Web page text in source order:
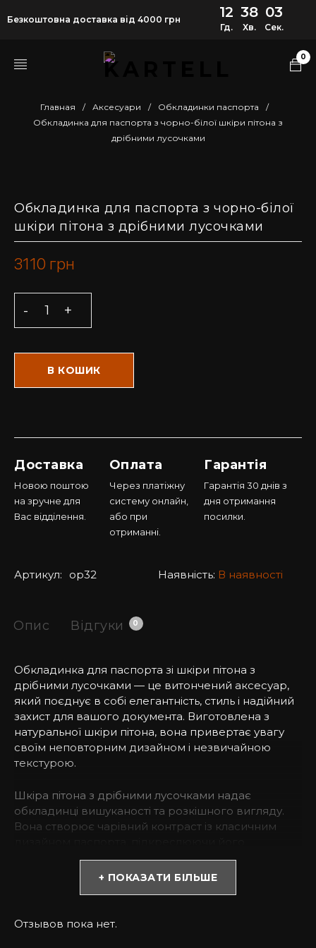
Безкоштовна доставка від 4000 грн 12
Гд.
38
Хв.
02
Сек.
0
Главная / Аксесуари / Обкладинки паспорта
/
Обкладинка для паспорта з чорно-білої шкіри пітона з
дрібними лусочками
Обкладинка для паспорта з чорно-білої
шкіри пітона з дрібними лусочками
3110 грн
В КОШИК
Доставка
Новою поштою
на зручне для
Вас відділення.
Оплата
Через платіжну
систему онлайн,
або при
отриманні.
Гарантія
Гарантія 30 днів з
дня отримання
посилки.
Артикул: op32 Наявність: В наявності
Опис Відгуки 0
Обкладинка для паспорта зі шкіри пітона з
дрібними лусочками — це витончений аксесуар,
який поєднує в собі елегантність, стиль і надійний
захист для вашого документа. Виготовлена з
натуральної шкіри пітона, вона привертає увагу
своїм неповторним дизайном і незвичайною
текстурою.
Шкіра пітона з дрібними лусочками надає
обкладинці вишуканості та розкішного вигляду.
Вона створює чарівний контраст із класичним
елегантність і стиль. Кожна обкладинка зі шкіри
пітона є унікальною, оскільки малюнок лусочок
+ ПОКАЗАТИ БІЛЬШЕ
Отзывов пока нет.